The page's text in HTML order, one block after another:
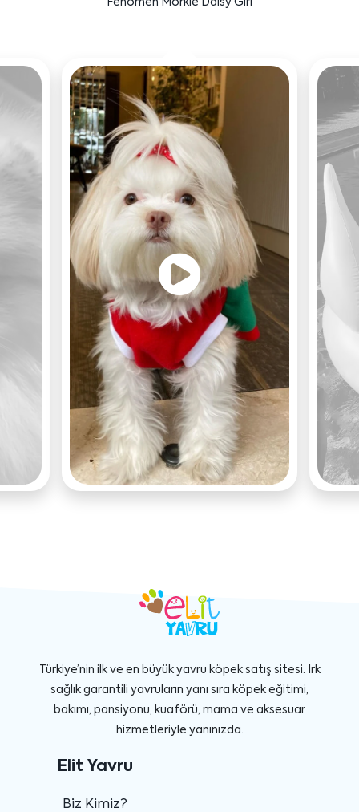
Fenomen Morkie Daisy Girl
Türkiye’nin ilk ve en büyük yavru köpek satış sitesi. Irk
sağlık garantili yavruların yanı sıra köpek eğitimi,
bakımı, pansiyonu, kuaförü, mama ve aksesuar
hizmetleriyle yanınızda.
Elit Yavru
Biz Kimiz?